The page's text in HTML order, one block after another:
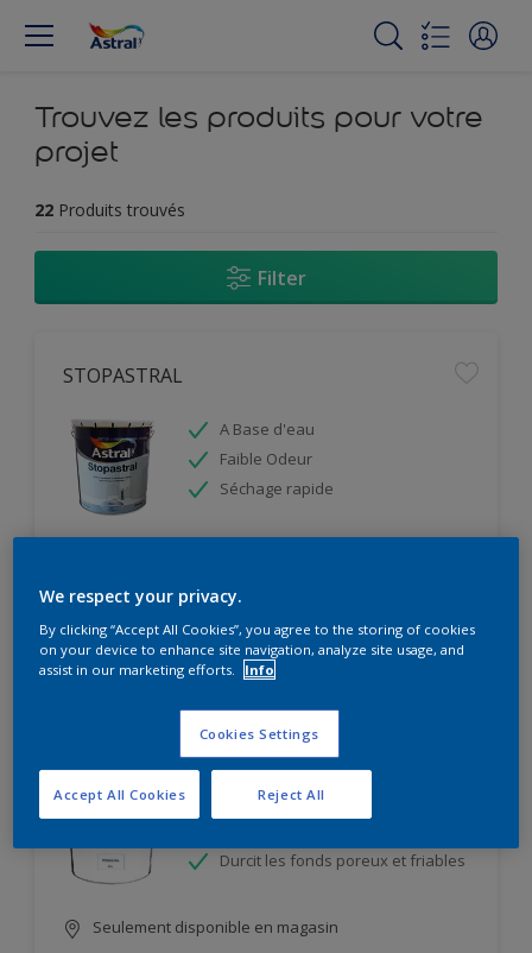
Trouvez les produits pour votre
projet
22 Produits trouvés
Filter
STOPASTRAL
A Base d'eau
Faible Odeur
Séchage rapide
Micro Film Poreux de Peinture
Durcit les fonds poreux et friables
Seulement disponible en magasin
We respect your privacy.
By clicking “Accept All Cookies”, you agree to the storing of cookies
on your device to enhance site navigation, analyze site usage, and
assist in our marketing efforts.
Info
Cookies Settings
Reject All
Accept All Cookies